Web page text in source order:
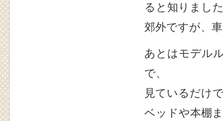
ると知りまし
郊外ですが、
あとはモデル
で、
見ているだけ
ベッドや本棚